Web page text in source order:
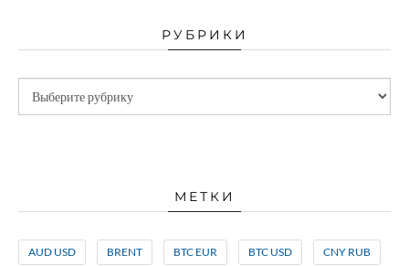
РУБРИКИ
МЕТКИ
AUD USD BRENT BTC EUR BTC USD CNY RUB